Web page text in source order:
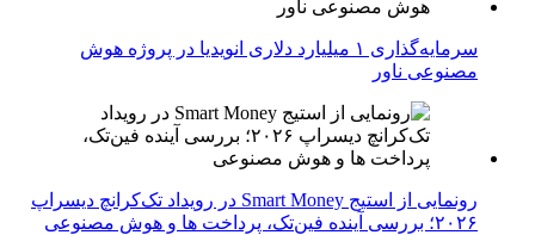
سرمایه‌گذاری ۱ میلیارد دلاری انویدیا در پروژه هوش
مصنوعی ناور
رونمایی از استیج Smart Money در رویداد تک‌کرانچ دیسراپ
۲۰۲۶؛ بررسی آینده فین‌تک، پرداخت‌ ها و هوش مصنوعی